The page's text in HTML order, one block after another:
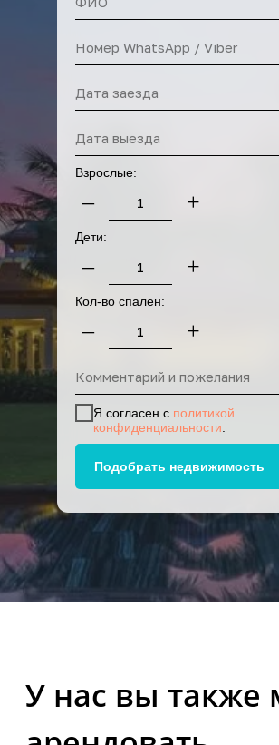
Взрослые:
– +
Дети:
– +
Кол-во спален:
– +
Я согласен с политикой
конфиденциальности
Подобрать недвижимость
Прокат байков
Прокат машин
У нас вы также можете
арендовать